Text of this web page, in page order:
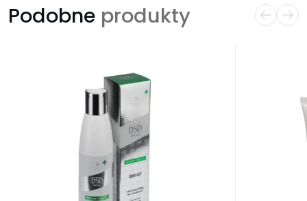
Podobne produkty